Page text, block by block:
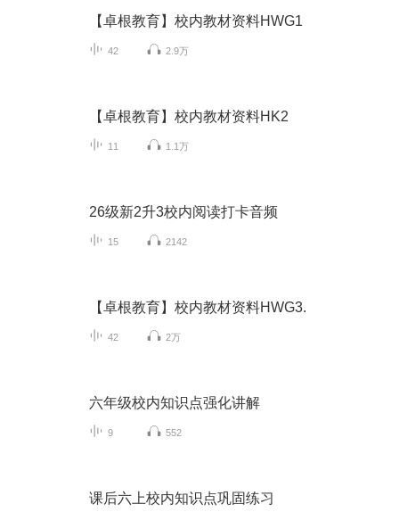
【卓根教育】校内教材资料HWG1
42 2.9万
【卓根教育】校内教材资料HK2
11 1.1万
26级新2升3校内阅读打卡音频
15 2142
【卓根教育】校内教材资料HWG3.
42 2万
六年级校内知识点强化讲解
9 552
课后六上校内知识点巩固练习